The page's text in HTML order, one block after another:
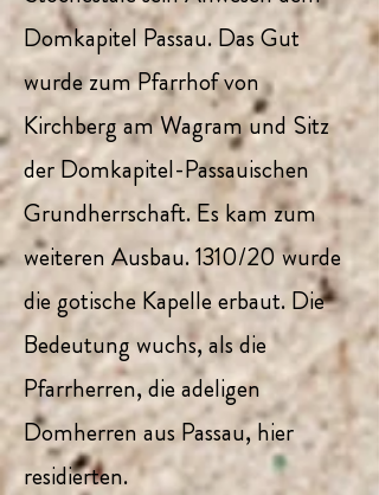
Domkapitel Passau. Das Gut
wurde zum Pfarrhof von
Kirchberg am Wagram und Sitz
der Domkapitel-Passauischen
Grundherrschaft. Es kam zum
weiteren Ausbau. 1310/20 wurde
die gotische Kapelle erbaut. Die
Bedeutung wuchs, als die
Pfarrherren, die adeligen
Domherren aus Passau, hier
residierten.